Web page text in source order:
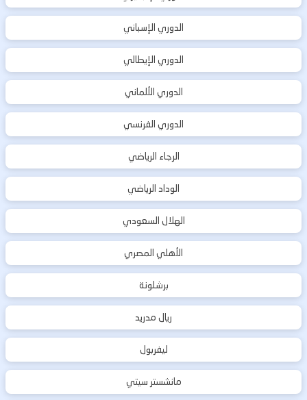
الدوري الإسباني
الدوري الإيطالي
الدوري الألماني
الدوري الفرنسي
الرجاء الرياضي
الوداد الرياضي
الهلال السعودي
الأهلي المصري
برشلونة
ريال مدريد
ليفربول
مانشستر سيتي